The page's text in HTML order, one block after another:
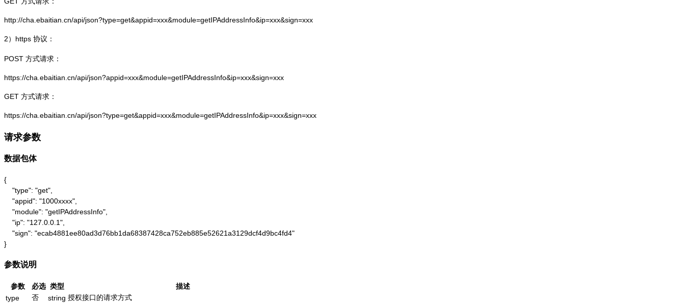
http://cha.ebaitian.cn/api/json?type=get&appid=xxx&module=getIPAddressInfo&ip=xxx&sign=xxx
2） https 协议：
POST 方式请求：
https://cha.ebaitian.cn/api/json?appid=xxx&module=getIPAddressInfo&ip=xxx&sign=xxx
GET 方式请求：
https://cha.ebaitian.cn/api/json?type=get&appid=xxx&module=getIPAddressInfo&ip=xxx&sign=xxx
请求参数
数据包体
{
    "type": "get",
    "appid": "1000xxxx",
    "module": "getIPAddressInfo",
    "ip": "127.0.0.1",
    "sign": "ecab4881ee80ad3d76bb1da68387428ca752eb885e52621a3129dcf4d9bc4fd4"
}
参数说明
参数 必选 类型
描述
type
否 string 授权接口的请求方式